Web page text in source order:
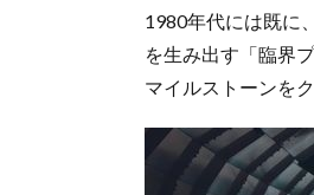
1980年代には既に
を生み出す「臨界
マイルストーンを